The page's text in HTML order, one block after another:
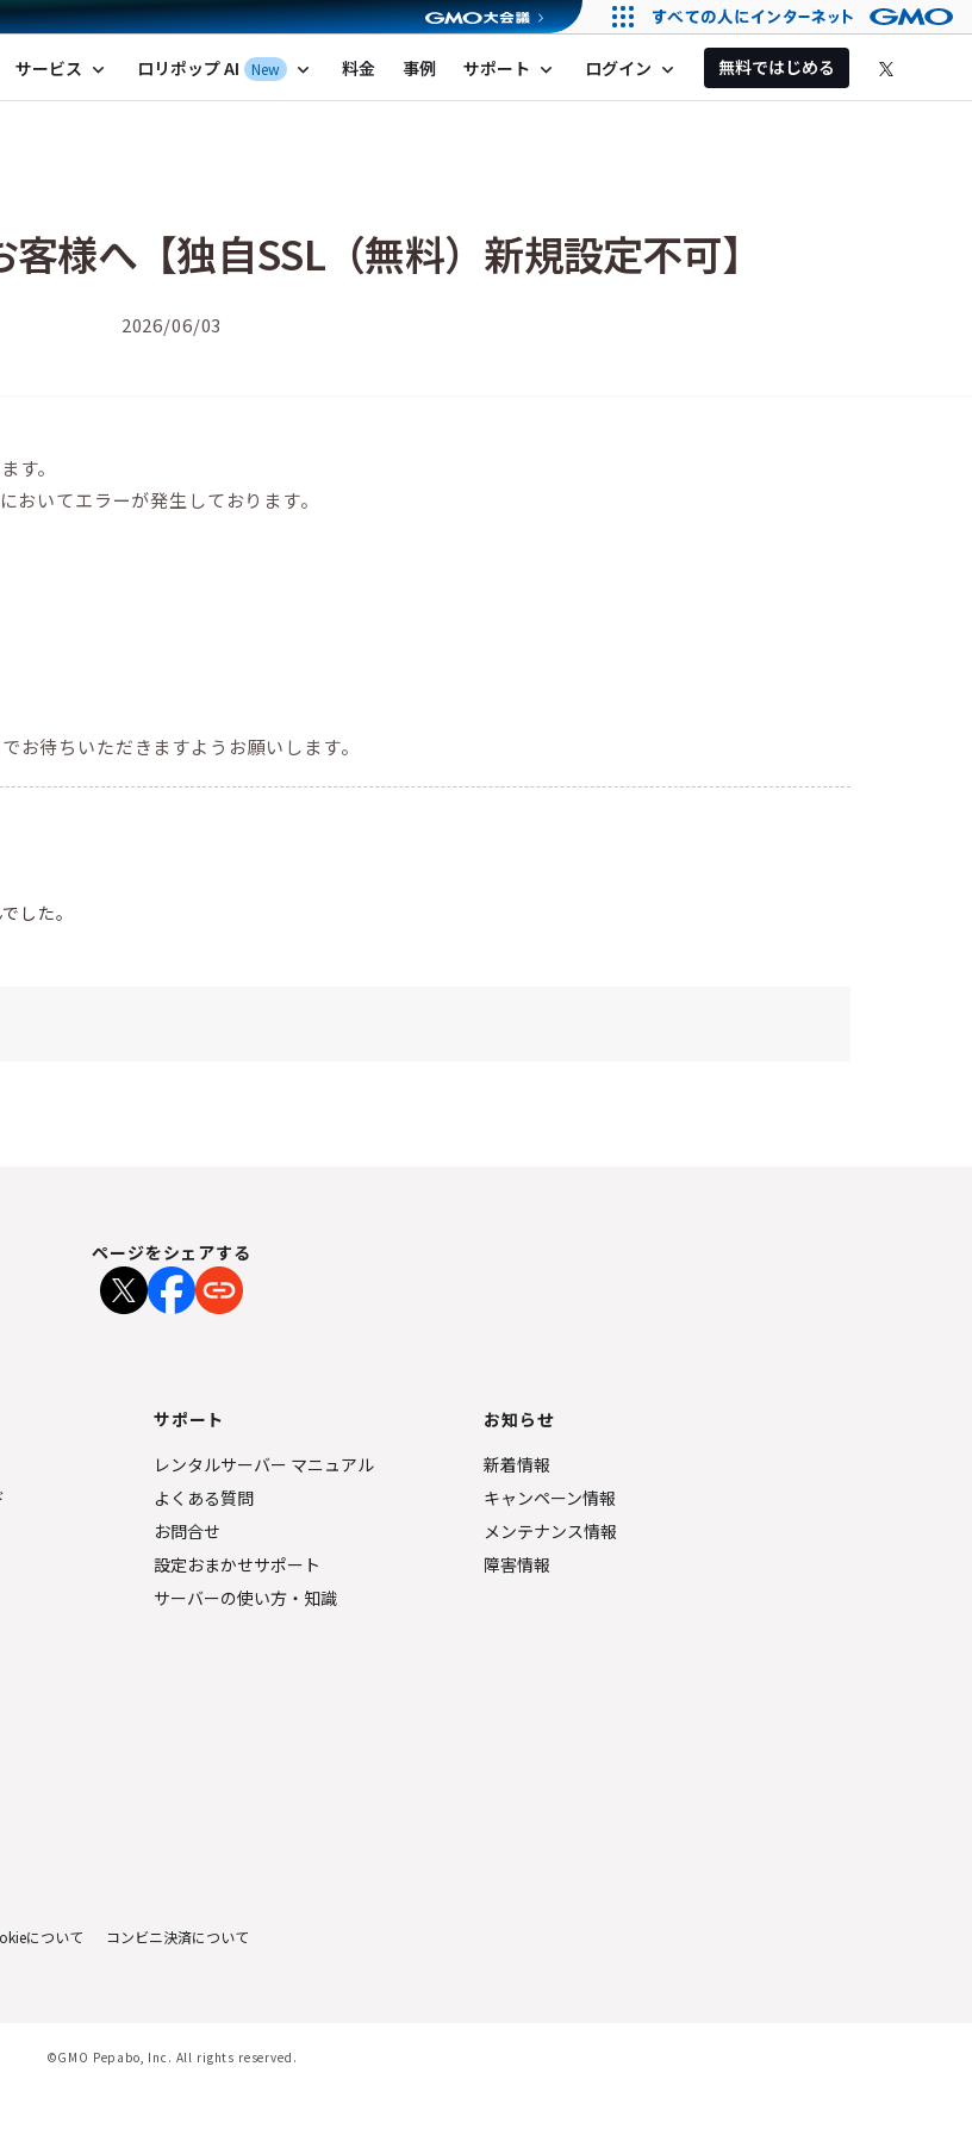
タルサーバー by GMOペパボ
サービス expand_more ロリポップ AI New expand_more 料金 事例 サポート expand_more ログイン expand_more 無料ではじめる
様へ【独自SSL（無料）新規設定不可】
2026/06/03
す。
いてエラーが発生しております。
お待ちいただきますようお願いします。
した。
ページをシェアする
サポート
レンタルサーバー マニュアル
よくある質問
お問合せ
設定おまかせサポート
サーバーの使い方・知識
お知らせ
新着情報
キャンペーン情報
メンテナンス情報
障害情報
について コンビニ決済について
©GMO Pepabo, Inc. All rights reserved.